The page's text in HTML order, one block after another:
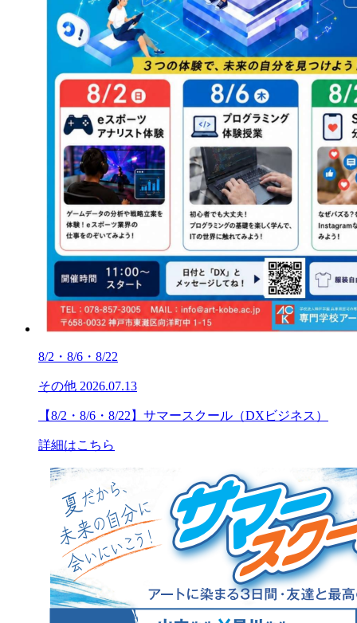
8/2・8/6・8/22
その他 2026.07.13
【8/2・8/6・8/22】サマースクール（DXビジネス）
詳細はこちら